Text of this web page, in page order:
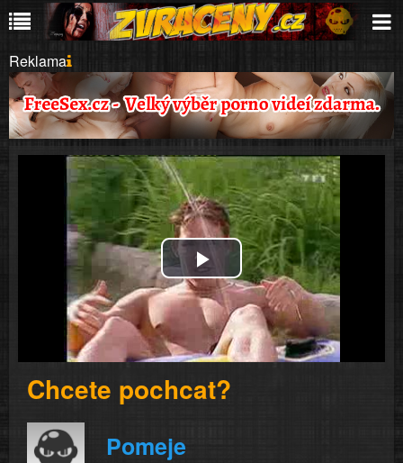
Reklama
Play
Video
Chcete pochcat?
Pomeje